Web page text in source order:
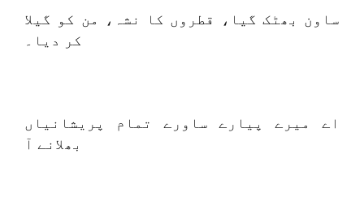
ساون بھٹک گیا، قطروں کا نشہ، من کو گیلا
کر دیا۔
اے میرے پیارے ساورے تمام پریشانیاں
بھلانے آ